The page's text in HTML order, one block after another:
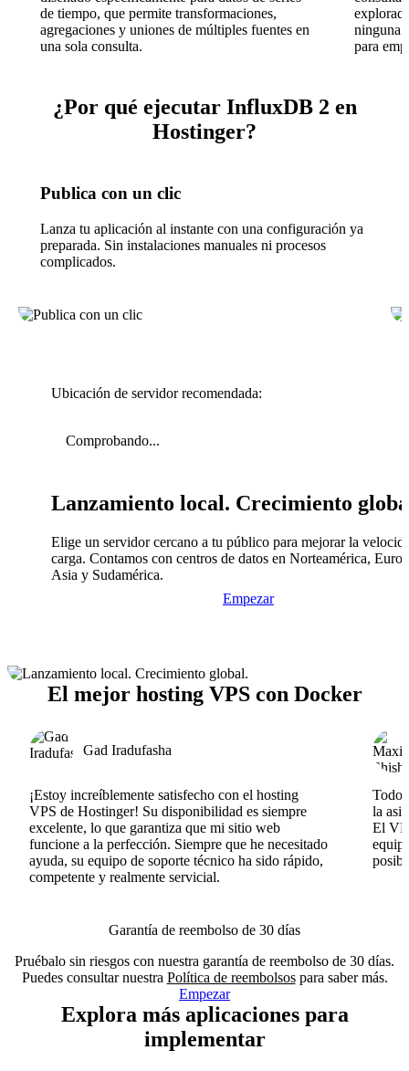
de tiempo, que permite transformaciones,
agregaciones y uniones de múltiples fuentes en
una sola consulta.
ninguna
para
¿Por qué ejecutar InfluxDB 2 en
Hostinger?
Publica con un clic
Lanza tu aplicación al instante con una configuración ya
preparada. Sin instalaciones manuales ni procesos
complicados.
Ubicación de servidor recomendada:
Comprobando...
Lanzamiento local. Crecimiento
Elige un servidor cercano a tu público para mejorar la
carga. Contamos con centros de datos en Norteamérica,
Asia y Sudamérica.
Empezar
El mejor hosting VPS con Docker
Gad Iradufasha
¡Estoy increíblemente satisfecho con el hosting
VPS de Hostinger! Su disponibilidad es siempre
excelente, lo que garantiza que mi sitio web
funcione a la perfección. Siempre que he necesitado
ayuda, su equipo de soporte técnico ha sido rápido,
competente y realmente servicial.
Todo
la
El
Garantía de reembolso de 30 días
Pruébalo sin riesgos con nuestra garantía de reembolso de 30 días.
Puedes consultar nuestra Política de reembolsospara saber más.
Empezar
Explora más aplicaciones para
implementar